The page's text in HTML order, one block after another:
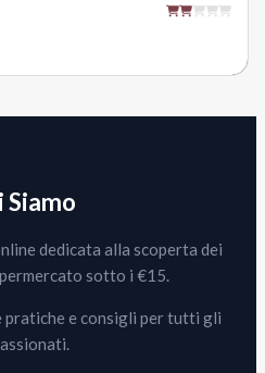
Siamo
dedicata alla scoperta dei
sotto i €15.
pratiche e consigli per tutti gli